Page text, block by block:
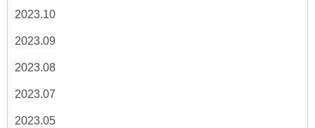
2023.10
2023.09
2023.08
2023.07
2023.05